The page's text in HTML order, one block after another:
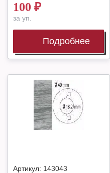
100 ₽
за уп.
Подробнее
Артикул: 143043